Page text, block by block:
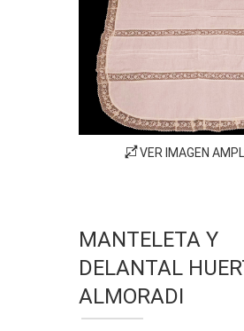
VER IMAGEN
MANTELETA Y
DELANTAL
ALMORADI